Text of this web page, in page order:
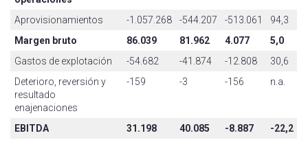
Aprovisionamientos -1.057.268 -544.207 -513.061
94,3
Margen bruto
86.039 81.962 4.077
5,0
Gastos de explotación
-54.682 -41.874 -12.808
30,6
Deterioro, reversión y
resultado
enajenaciones
-159 -3 -156 n.a.
EBITDA 31.198 40.085 -8.887
-22,2